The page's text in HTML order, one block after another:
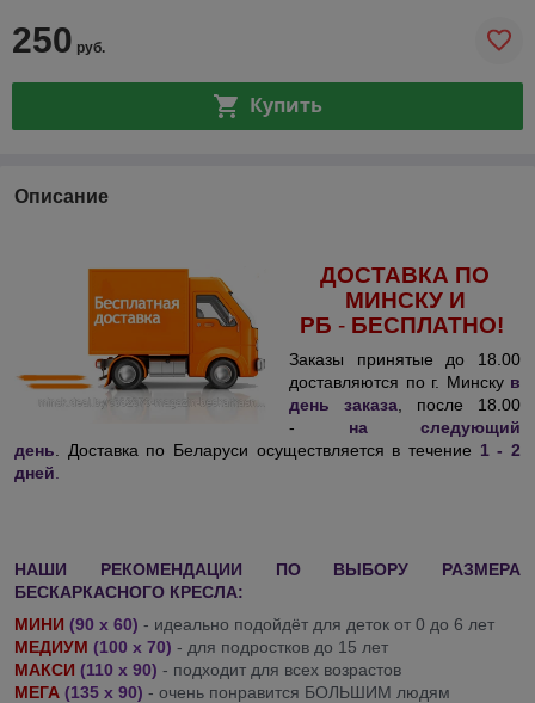
250 руб.
Купить
Описание
ДОСТАВКА ПО
МИНСКУ И
РБ - БЕСПЛАТНО!
Заказы принятые до 18.00
доставляются по г. Минску в
день заказа , после 18.00
- на следующий
день . Доставка по Беларуси осуществляется в течение 1 - 2
дней
НАШИ РЕКОМЕНДАЦИИ ПО ВЫБОРУ РАЗМЕРА
БЕСКАРКАСНОГО КРЕСЛА:
МИНИ (90 х 60) - идеально подойдёт для деток от 0 до 6 лет
МЕДИУМ (100 х 70) - для подростков до 15 лет
МАКСИ (110 х 90) - подходит для всех возрастов
МЕГА (135 х 90) - очень понравится БОЛЬШИМ людям